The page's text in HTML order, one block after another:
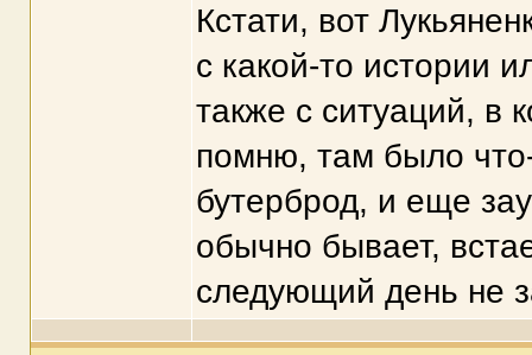
Кстати, вот
с какой-то истории
также с ситуаций, в
помню, там было
бутерброд, и еще
обычно бывает,
следующий день не